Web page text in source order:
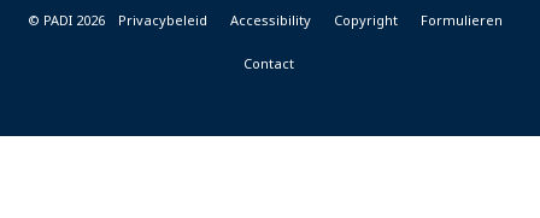
© PADI 2026 Privacybeleid Accessibility Copyright Formulieren
Contact